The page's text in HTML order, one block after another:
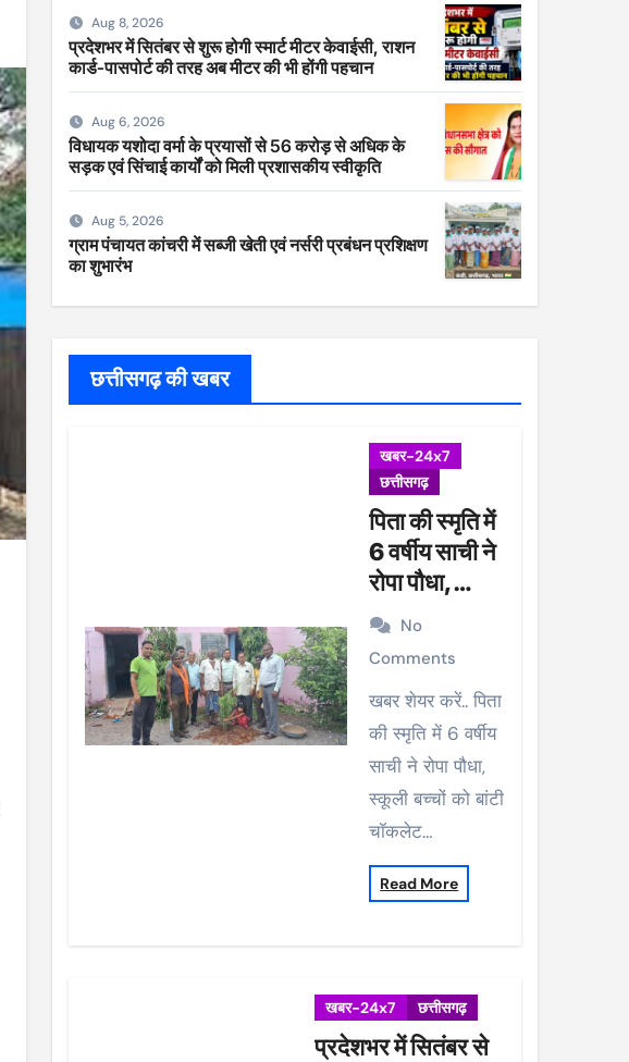
Aug 8, 2026
प्रदेशभर में सितंबर से शुरू होगी स्मार्ट मीटर केवाईसी, राशन
कार्ड-पासपोर्ट की तरह अब मीटर की भी होंगी पहचान
Aug 6, 2026
विधायक यशोदा वर्मा के प्रयासों से 56 करोड़ से अधिक के
सड़क एवं सिंचाई कार्यों को मिली प्रशासकीय स्वीकृति
Aug 5, 2026
ग्राम पंचायत कांचरी में सब्जी खेती एवं नर्सरी प्रबंधन प्रशिक्षण
का शुभारंभ
छत्तीसगढ़ की खबर
खबर-24x7
छत्तीसगढ़
पिता की स्मृति में
6 वर्षीय साची ने
रोपा पौधा,
स्कूली बच्चों को
बांटी चॉकलेट
No
Comments
खबर शेयर करें.. पिता
की स्मृति में 6 वर्षीय
साची ने रोपा पौधा,
स्कूली बच्चों को बांटी
चॉकलेट…
Read More
खबर-24x7 छत्तीसगढ़
प्रदेशभर में सितंबर से